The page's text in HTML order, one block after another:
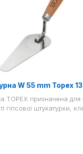
W 55 mm Topex
TOPEX призначена
гіпсової штукатурки,